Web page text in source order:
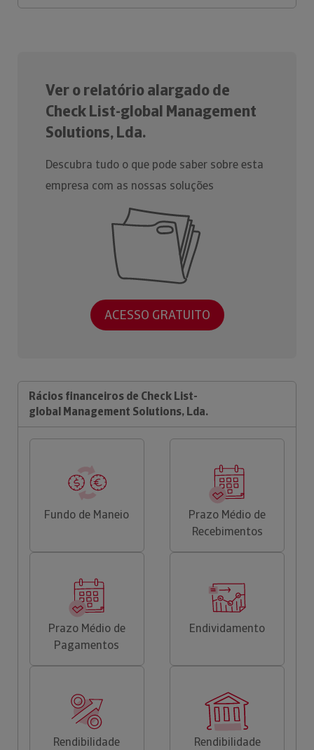
Ver o relatório alargado de
Check List-global Management
Solutions, Lda.
Descubra tudo o que pode saber sobre esta
empresa com as nossas soluções
ACESSO GRATUITO
Rácios financeiros de Check List-
global Management Solutions, Lda.
Fundo de Maneio
Prazo Médio de
Recebimentos
Prazo Médio de
Pagamentos
Endividamento
Rendibilidade
Rendibilidade